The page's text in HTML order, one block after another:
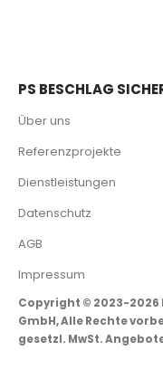
PS BESCHLAG
Über uns
Referenzprojekte
Dienstleistungen
Datenschutz
AGB
Impressum
Copyright © 2023-2026
GmbH, Alle Rechte
gesetzl. MwSt.